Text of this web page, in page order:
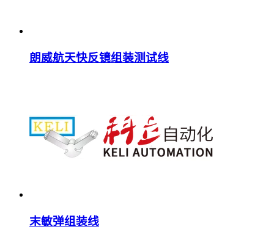
朗威航天快反镜组装测试线
末敏弹组装线